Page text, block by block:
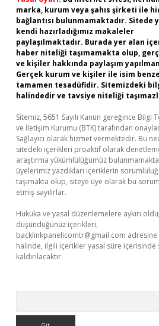
marka, kurum veya şahıs şirketi ile
bağlantısı bulunmamaktadır. Sitede
kendi hazırladığımız makaleler
paylaşılmaktadır. Burada yer alan
haber niteliği taşımamakta olup,
ve kişiler hakkında paylaşım
Gerçek kurum ve kişiler ile isim
tamamen tesadüfidir. Sitemizdeki
halindedir ve tavsiye niteliği
Sitemiz, 5651 Sayılı Kanun gereğince Bilgi
ve İletişim Kurumu (BTK) tarafından
Sağlayıcı olarak hizmet vermektedir. Bu
sitedeki içerikleri proaktif olarak
araştırma yükümlülüğümüz
üyelerimiz yazdıkları içeriklerin
taşımakta olup, siteye üye olarak bu
etmiş sayılırlar.
Hukuka ve yasal düzenlemelere aykırı
düşündüğünüz içerikleri,
backlinkpanelicomtr@gmail.com
halinde, ilgili içerikler yasal süre içerisinde
kaldırılacaktır.